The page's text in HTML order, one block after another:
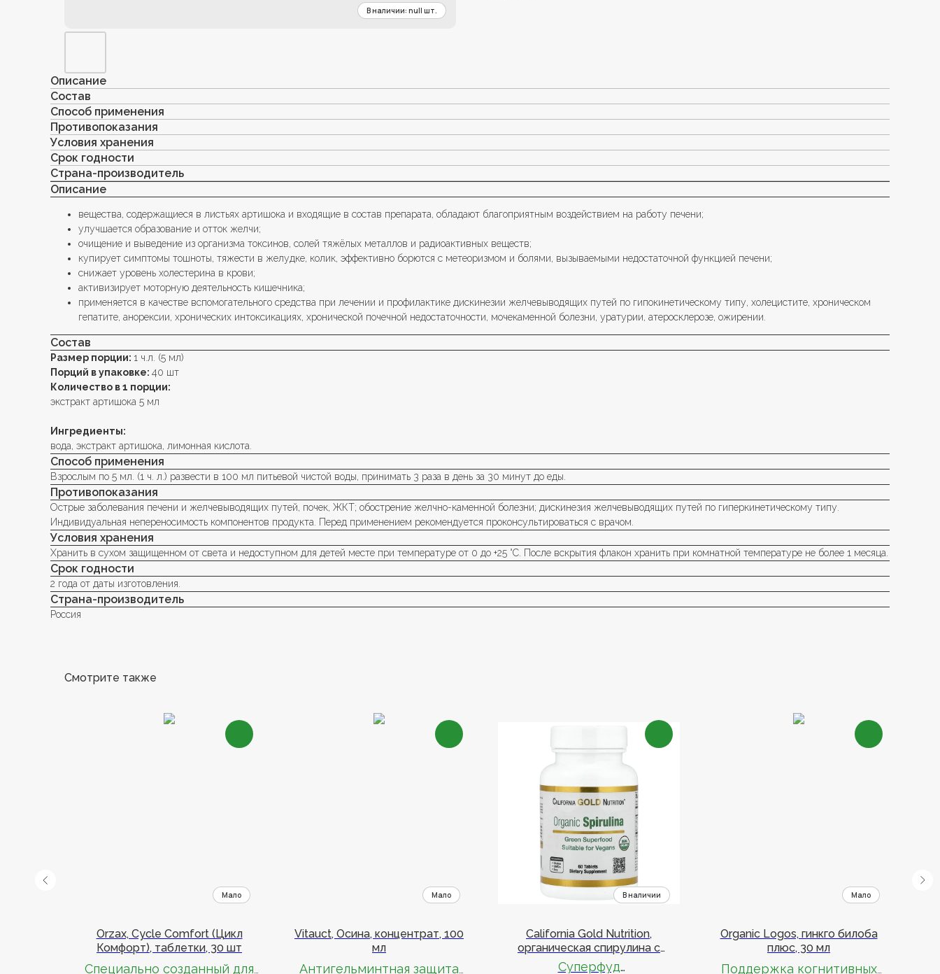
Описание
Состав
Способ применения
Противопоказания
Условия хранения
Срок годности
Страна-производитель
Описание
вещества, содержащиеся в листьях артишока и входящие в состав препарата, обладают благоприятным воздействием на работу печени;
улучшается образование и отток желчи;
очищение и выведение из организма токсинов, солей тяжёлых металлов и радиоактивных веществ;
купирует симптомы тошноты, тяжести в желудке, колик, эффективно борются с метеоризмом и болями, вызываемыми недостаточной функцией печени;
снижает уровень холестерина в крови;
активизирует моторную деятельность кишечника;
применяется в качестве вспомогательного средства при лечении и профилактике дискинезии желчевыводящих путей по гипокинетическому типу, холецистите, хроническом
гепатите, анорексии, хронических интоксикациях, хронической почечной недостаточности, мочекаменной болезни, уратурии, атеросклерозе, ожирении.
Состав
Размер порции: 1 ч.л. (5 мл)
Порций в упаковке: 40 шт
Количество в 1 порции:
экстракт артишока 5 мл
Ингредиенты:
вода, экстракт артишока, лимонная кислота.
Способ применения
Взрослым по 5 мл. (1 ч. л.) развести в 100 мл питьевой чистой воды, принимать 3 раза в день за 30 минут до еды.
Противопоказания
Острые заболевания печени и желчевыводящих путей, почек, ЖКТ; обострение желчно-каменной болезни; дискинезия желчевыводящих путей по гиперкинетическому типу.
Индивидуальная непереносимость компонентов продукта. Перед применением рекомендуется проконсультироваться с врачом.
Условия хранения
Хранить в сухом защищенном от света и недоступном для детей месте при температуре от 0 до +25 °С. После вскрытия флакон хранить при комнатной температуре не более 1 месяца.
Срок годности
2 года от даты изготовления.
Страна-производитель
Россия
Смотрите также
Orzax, Cycle Comfort (Цикл
Комфорт), таблетки, 30 шт
Cпециально созданный для
Vitauct, Осина, концентрат, 100
мл
Антигельминтная защита
California Gold Nutrition,
органическая спирулина с
фикоцианином и хлорофиллом,
Суперфуд
Organic Logos, гинкго билоба
плюс, 30 мл
Поддержка когнитивных